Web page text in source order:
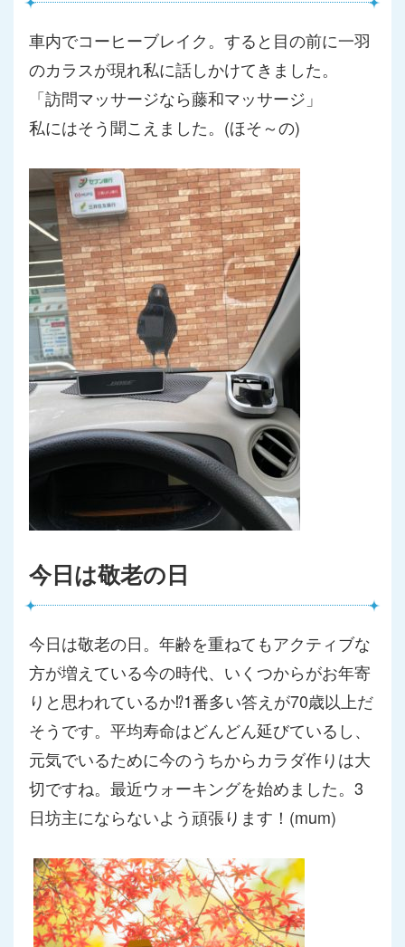
車内でコーヒーブレイク。すると目の前に一羽
のカラスが現れ私に話しかけてきました。
「訪問マッサージなら藤和マッサージ」
私にはそう聞こえました。(ほそ～の)
今日は敬老の日
今日は敬老の日。年齢を重ねてもアクティブな
方が増えている今の時代、いくつからがお年寄
りと思われているか⁉︎1番多い答えが70歳以上だ
そうです。平均寿命はどんどん延びているし、
元気でいるために今のうちからカラダ作りは大
切ですね。最近ウォーキングを始めました。3
日坊主にならないよう頑張ります！(mum)